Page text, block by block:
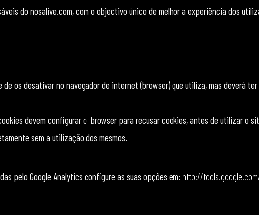
do nosalive.com, com o objectivo único de melhor a experiência dos
os desativar no navegador de internet (browser) que utiliza, mas deverá
devem configurar o browser para recusar cookies, antes de utilizar o
sem a utilização dos mesmos.
pelo Google Analytics configure as suas opções em: http://